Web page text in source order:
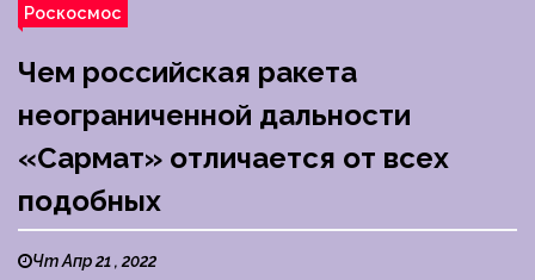
Роскосмос
Чем российская ракета
неограниченной дальности
«Сармат» отличается от всех
подобных
Чт Апр 21 , 2022